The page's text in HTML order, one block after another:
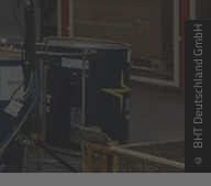
© BHT Deutschland GmbH